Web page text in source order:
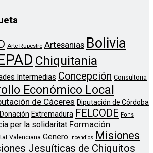
Arte Rupestre Artesanias Bolivia
Chiquitania
Intermedias Concepción Consultoria
Económico Local
de Cáceres Diputación de Córdoba
Donación Extremadura FELCODE Fons
per la solidaritat Formación
Valenciana Genero Incendios
Misiones
Jesuíticas de Chiquitos